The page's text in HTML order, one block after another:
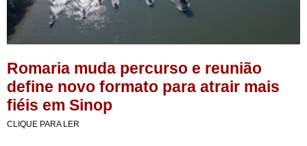
Romaria muda percurso e reunião
define novo formato para atrair mais
fiéis em Sinop
CLIQUE PARA LER